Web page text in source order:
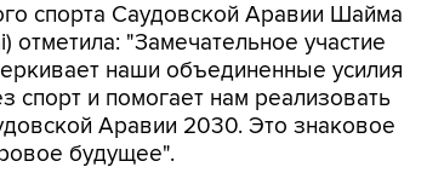
спорта Саудовской Аравии Шайма
отметила: "Замечательное участие
наши объединенные усилия
и помогает нам реализовать
Аравии 2030. Это знаковое
будущее".